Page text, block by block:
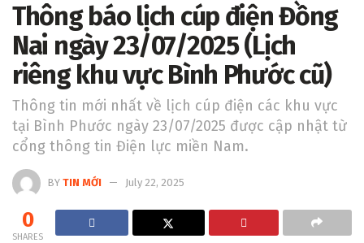
Thông báo lịch cúp điện Đồng
Nai ngày 23/07/2025 (Lịch
riêng khu vực Bình Phước cũ)
Thông tin mới nhất về lịch cúp điện các khu vực
tại Bình Phước ngày 23/07/2025 được cập nhật từ
cổng thông tin Điện lực miền Nam.
BY TIN MỚI July 22, 2025
0
SHARES